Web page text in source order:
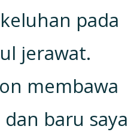
pada
jerawat.
membawa
baru saya